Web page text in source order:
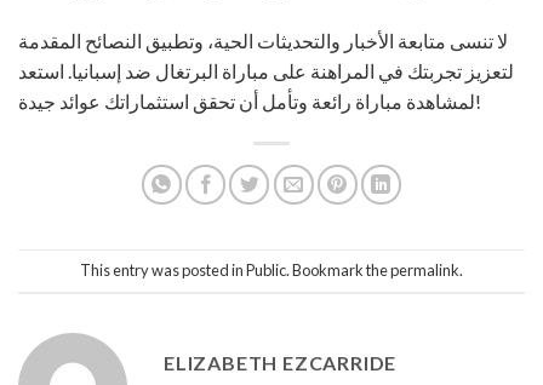
لا تنسى متابعة الأخبار والتحديثات الحية، وتطبيق النصائح المقدمة
لتعزيز تجربتك في المراهنة على مباراة البرتغال ضد إسبانيا. استعد
لمشاهدة مباراة رائعة وتأمل أن تحقق استثماراتك عوائد جيدة!
This entry was posted inPublic. Bookmark thepermalink.
ELIZABETH EZCARRIDE